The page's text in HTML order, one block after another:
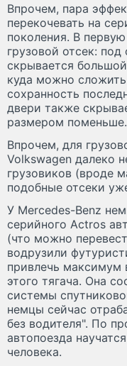
Впрочем, пара
перекочевать на
поколения. В
грузовой отсек:
скрывается
куда можно сложить
сохранность
двери также
размером
Впрочем, для
Volkswagen далеко
грузовиков (вроде
подобные отсеки
У Mercedes-Benz
серийного Actros
(что можно
водрузили
привлечь максимум
этого тягача. Она
системы
немцы сейчас
без водителя". По
автопоезда
человека.